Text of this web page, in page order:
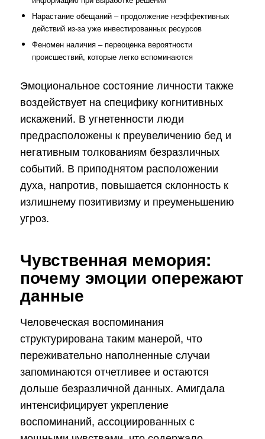
Нарастание обещаний – продолжение неэффективных
действий из-за уже инвестированных ресурсов
Феномен наличия – переоценка вероятности
происшествий, которые легко вспоминаются
Эмоциональное состояние личности также
воздействует на специфику когнитивных
искажений. В угнетенности люди
предрасположены к преувеличению бед и
негативным толкованиям безразличных
событий. В приподнятом расположении
духа, напротив, повышается склонность к
излишнему позитивизму и преуменьшению
угроз.
Чувственная мемория:
почему эмоции опережают
данные
Человеческая воспоминания
структурирована таким манерой, что
переживательно наполненные случаи
запоминаются отчетливее и остаются
дольше безразличной данных. Амигдала
интенсифицирует укрепление
воспоминаний, ассоциированных с